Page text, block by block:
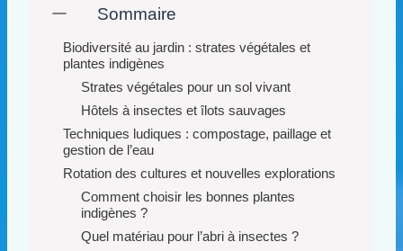
Sommaire
Biodiversité au jardin : strates végétales et
plantes indigènes
Strates végétales pour un sol vivant
Hôtels à insectes et îlots sauvages
Techniques ludiques : compostage, paillage et
gestion de l’eau
Rotation des cultures et nouvelles explorations
Comment choisir les bonnes plantes
indigènes ?
Quel matériau pour l’abri à insectes ?